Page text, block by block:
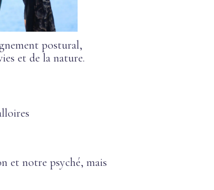
postural,
et de la nature.
et notre psyché, mais